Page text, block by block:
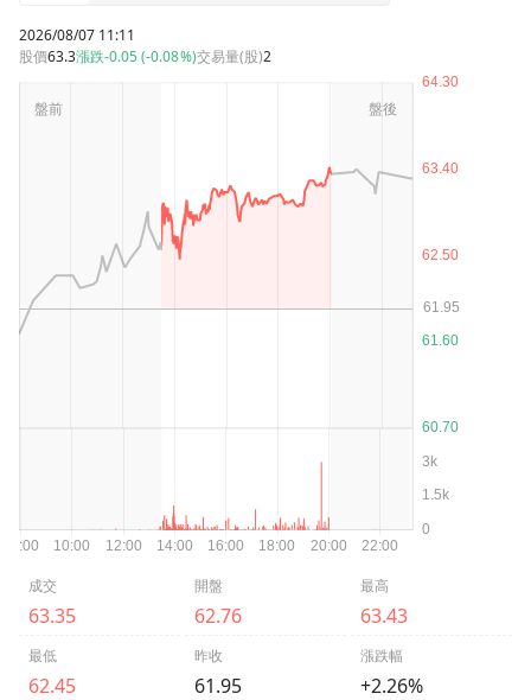
2026/08/07 11:11
股價63.3漲跌-0.05 (-0.08%)交易量(股)2
成交
63.35
開盤
62.76
最高
63.43
最低
62.45
昨收
61.95
漲跌幅
+2.26%